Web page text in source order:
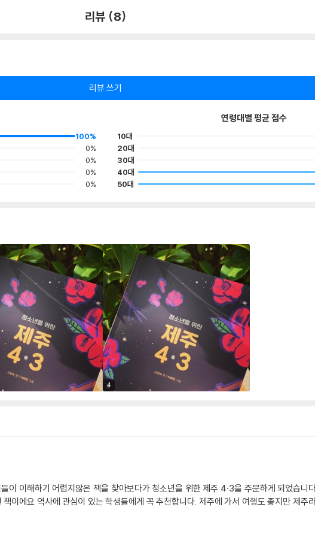
리뷰 (8)
리뷰 쓰기
100%
0%
0%
0%
0%
연령대별 평균 점수
10대
20대
30대
40대
50대
4
이 이해하기 어렵지않은 책을 찾아보다가 청소년을 위한 제주 4·3을 주문하게 되었습니
이에요 역사에 관심이 있는 학생들에게 꼭 추천합니다. 제주에 가서 여행도 좋지만 제주